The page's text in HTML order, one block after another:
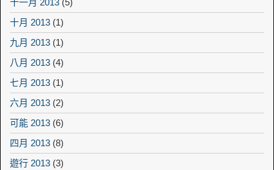
十月 2013 (1)
九月 2013 (1)
八月 2013 (4)
七月 2013 (1)
六月 2013 (2)
可能 2013 (6)
四月 2013 (8)
遊行 2013 (3)